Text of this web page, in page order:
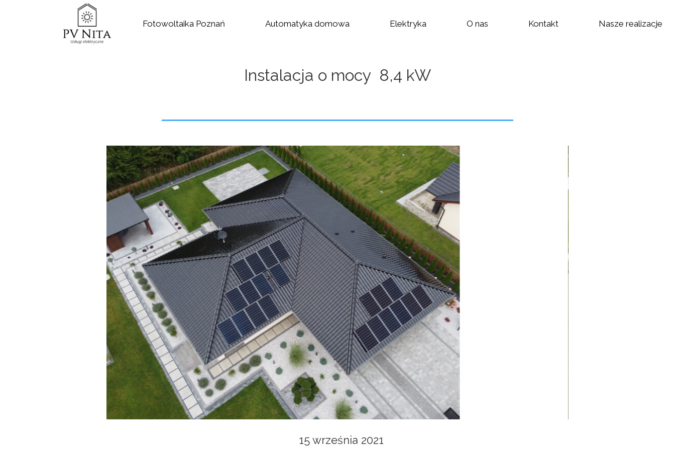
Fotowoltaika Poznań Automatyka domowa Elektryka O nas Kontakt Nasze realizacje
Instalacja o mocy 8,4 kW
15 września 2021